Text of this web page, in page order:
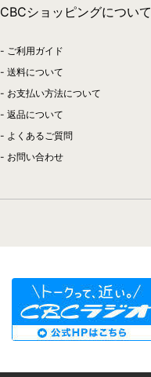
CBCショッピングについて
ご利用ガイド
送料について
お支払い方法について
返品について
よくあるご質問
お問い合わせ